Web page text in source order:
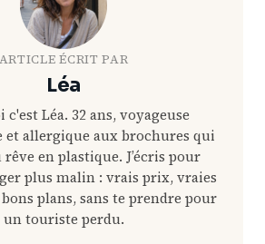
ARTICLE ÉCRIT PAR
Léa
c'est Léa. 32 ans, voyageuse
et allergique aux brochures qui
en plastique. J’écris pour
plus malin : vrais prix, vraies
plans, sans te prendre pour
un touriste perdu.